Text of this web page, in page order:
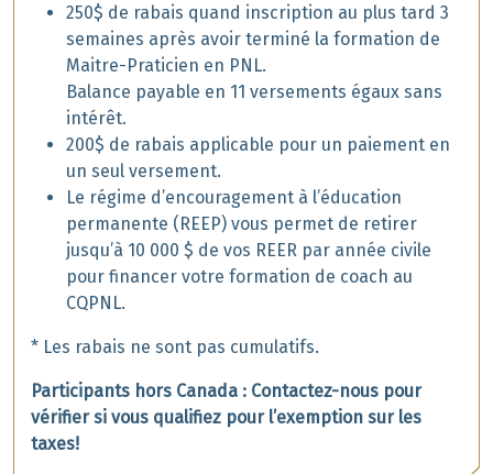
250$ de rabais quand inscription au plus tard 3
semaines après avoir terminé la formation de
Maitre-Praticien en PNL.
Balance payable en 11 versements égaux sans
intérêt.
200$ de rabais applicable pour un paiement en
un seul versement.
Le régime d’encouragement à l’éducation
permanente (REEP) vous permet de retirer
jusqu’à 10 000 $ de vos REER par année civile
pour financer votre formation de coach au
CQPNL.
* Les rabais ne sont pas cumulatifs.
Participants hors Canada : Contactez-nous pour
vérifier si vous qualifiez pour l’exemption sur les
taxes!